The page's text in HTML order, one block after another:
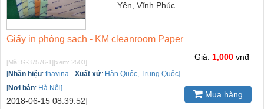
Yên, Vĩnh Phúc
Giấy in phòng sạch - KM cleanroom Paper
[Mã: G-37576-1] [xem: 2503]
[Nhãn hiệu: thavina - Xuất xứ: Hàn Quốc, Trung Quốc]
[Nơi bán: Hà Nội]
2018-06-15 08:39:52]
Giá: 1,000 vnđ
Mua hàng